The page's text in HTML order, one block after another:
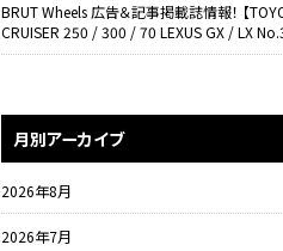
BRUT Wheels 広告＆記事掲載誌情報！ 【
CRUISER 250 / 300 / 70 LEXUS GX / LX No.3
月別アーカイブ
2026年8月
2026年7月